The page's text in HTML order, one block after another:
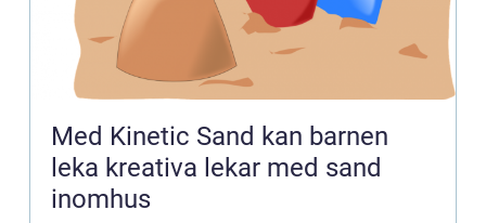
Med Kinetic Sand kan barnen
leka kreativa lekar med sand
inomhus